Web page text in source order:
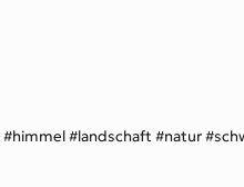
himmel landschaft natur